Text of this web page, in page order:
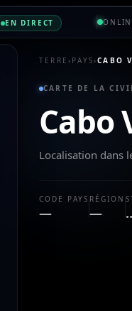
EN DIRECT
TERRE › PAYS›CABO
CARTE DE LA
Cabo
Localisation dans
CODE PAYS
—
RÉGION
—